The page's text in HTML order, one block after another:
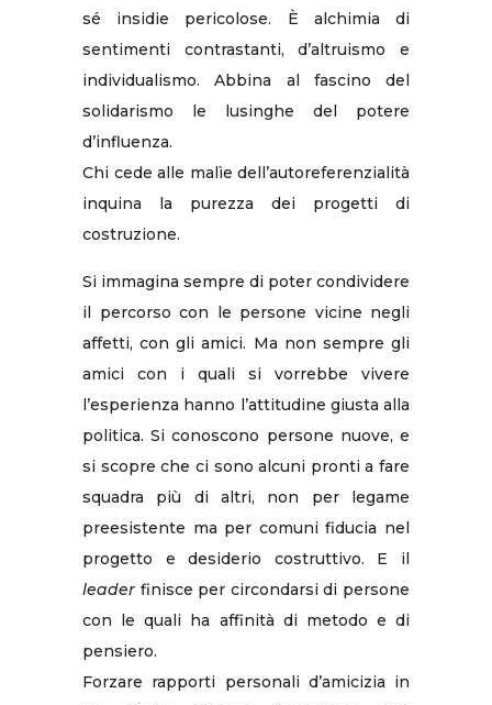
sé insidie pericolose. È alchimia di
sentimenti contrastanti, d’altruismo e
individualismo. Abbina al fascino del
solidarismo le lusinghe del potere
d’influenza.
Chi cede alle malìe dell’autoreferenzialità
inquina la purezza dei progetti di
costruzione.
Si immagina sempre di poter condividere
il percorso con le persone vicine negli
affetti, con gli amici. Ma non sempre gli
amici con i quali si vorrebbe vivere
l’esperienza hanno l’attitudine giusta alla
politica. Si conoscono persone nuove, e
si scopre che ci sono alcuni pronti a fare
squadra più di altri, non per legame
preesistente ma per comuni fiducia nel
progetto e desiderio costruttivo. E il
leader finisce per circondarsi di persone
con le quali ha affinità di metodo e di
pensiero.
Forzare rapporti personali d’amicizia in